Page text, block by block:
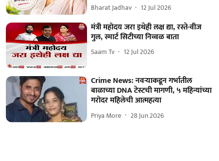
Bharat Jadhav 12 Jul 2026
मंत्री महोदय जरा इथेही लक्ष द्या, रस्ते-वीज
गुल, स्मार्ट सिटीच्या निव्वळ बाता
Saam Tv 12 Jul 2026
Crime News: नवऱ्याकडून गर्भातील
बाळाच्या DNA टेस्टची मागणी, ५ महिन्यांच्या
गरोदर महिलेची आत्महत्या
Priya More 28 Jun 2026